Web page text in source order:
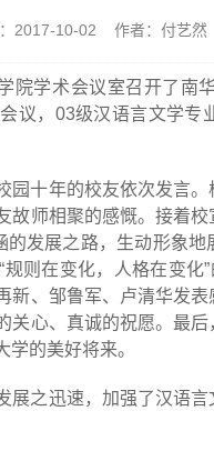
2017-10-02 作者：付艺然
院学术会议室召开了南
议，03级汉语言文学专
十年的校友依次发言
故师相聚的感慨。接着
的发展之路，生动形象
则在变化，人格在变化
新、邹鲁军、卢清华发
关心、真诚的祝愿。最
的美好将来。
展之迅速，加强了汉语